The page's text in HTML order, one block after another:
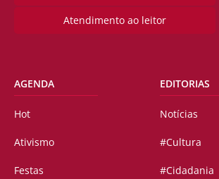
Atendimento ao leitor
AGENDA
Hot
Ativismo
Festas
EDITORIAS
Notícias
#Cultura
#Cidadania